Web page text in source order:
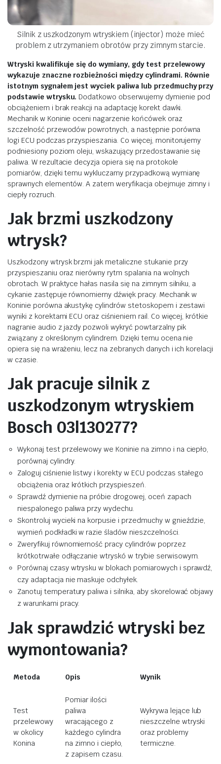
Silnik z uszkodzonym wtryskiem (injector) może mieć
problem z utrzymaniem obrotów przy zimnym starcie.
Wtryski kwalifikuje się do wymiany, gdy test przelewowy
wykazuje znaczne rozbieżności między cylindrami. Równie
istotnym sygnałem jest wyciek paliwa lub przedmuchy przy
podstawie wtrysku. Dodatkowo obserwujemy dymienie pod
obciążeniem i brak reakcji na adaptację korekt dawki.
Mechanik w Koninie oceni nagarzenie końcówek oraz
szczelność przewodów powrotnych, a następnie porówna
logi ECU podczas przyspieszania. Co więcej, monitorujemy
podniesiony poziom oleju, wskazujący przedostawanie się
paliwa. W rezultacie decyzja opiera się na protokole
pomiarów, dzięki temu wykluczamy przypadkową wymianę
sprawnych elementów. A zatem weryfikacja obejmuje zimny i
ciepły rozruch.
Jak brzmi uszkodzony
wtrysk?
Uszkodzony wtrysk brzmi jak metaliczne stukanie przy
przyspieszaniu oraz nierówny rytm spalania na wolnych
obrotach. W praktyce hałas nasila się na zimnym silniku, a
cykanie zastępuje równomierny dźwięk pracy. Mechanik w
Koninie porówna akustykę cylindrów stetoskopem i zestawi
wyniki z korektami ECU oraz ciśnieniem rail. Co więcej, krótkie
nagranie audio z jazdy pozwoli wykryć powtarzalny pik
związany z określonym cylindrem. Dzięki temu ocena nie
opiera się na wrażeniu, lecz na zebranych danych i ich korelacji
w czasie.
Jak pracuje silnik z
uszkodzonym wtryskiem
Bosch 03l130277?
Wykonaj test przelewowy we Koninie na zimno i na ciepło,
porównaj cylindry.
Zaloguj ciśnienie listwy i korekty w ECU podczas stałego
obciążenia oraz krótkich przyspieszeń.
Sprawdź dymienie na próbie drogowej, oceń zapach
niespalonego paliwa przy wydechu.
Skontroluj wycieki na korpusie i przedmuchy w gnieździe,
wymień podkładki w razie śladów nieszczelności.
Zweryfikuj równomierność pracy cylindrów poprzez
krótkotrwałe odłączanie wtryskó w trybie serwisowym.
Porównaj czasy wtrysku w blokach pomiarowych i sprawdź,
czy adaptacja nie maskuje odchyłek.
Zanotuj temperatury paliwa i silnika, aby skorelować objawy
z warunkami pracy.
Jak sprawdzić wtryski bez
wymontowania?
Metoda Opis Wynik
Test
przelewowy
w okolicy
Konina
Pomiar ilości
paliwa
wracającego z
każdego cylindra
na zimno i ciepło,
z zapisem czasu.
Wykrywa lejące lub
nieszczelne wtryski
oraz problemy
termiczne.